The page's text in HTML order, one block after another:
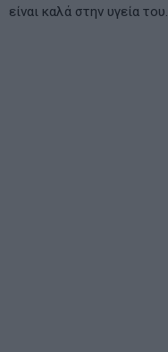
είναι καλά στην υγεία του.